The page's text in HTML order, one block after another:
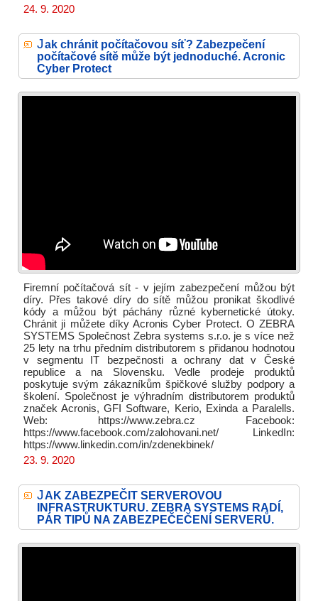
24. 9. 2020
Jak chránit počítačovou síť? Zabezpečení
počítačové sítě může být jednoduché. Acronic
Cyber Protect
Firemní počítačová sít - v jejím zabezpečení můžou být
díry. Přes takové díry do sítě můžou pronikat škodlivé
kódy a můžou být páchány různé kybernetické útoky.
Chránit ji můžete díky Acronis Cyber Protect. O ZEBRA
SYSTEMS Společnost Zebra systems s.r.o. je s více než
25 lety na trhu předním distributorem s přidanou hodnotou
v segmentu IT bezpečnosti a ochrany dat v České
republice a na Slovensku. Vedle prodeje produktů
poskytuje svým zákazníkům špičkové služby podpory a
školení. Společnost je výhradním distributorem produktů
značek Acronis, GFI Software, Kerio, Exinda a Paralells.
Web: https://www.zebra.cz Facebook:
https://www.facebook.com/zalohovani.net/ LinkedIn:
https://www.linkedin.com/in/zdenekbinek/
23. 9. 2020
JAK ZABEZPEČIT SERVEROVOU
INFRASTRUKTURU. ZEBRA SYSTEMS RADÍ,
PÁR TIPŮ NA ZABEZPEČEČENÍ SERVERŮ.